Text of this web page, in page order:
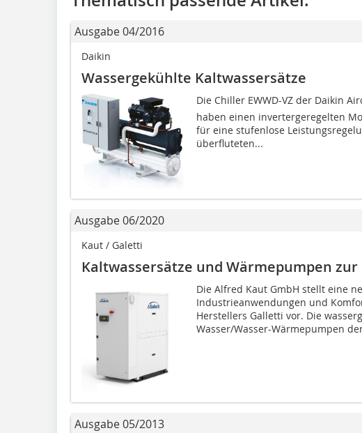
Ausgabe 04/2016
Daikin
Wassergekühlte Kaltwassersätze
Die Chiller EWWD-VZ der Daikin
haben einen invertergeregelten
für eine stufenlose
überfluteten...
Ausgabe 06/2020
Kaut / Galetti
Kaltwassersätze und Wärmepumpen
Die Alfred Kaut GmbH stellt eine
Industrieanwendungen und
Herstellers Galletti vor. Die
Wasser/Wasser-Wärmepumpen
Ausgabe 05/2013